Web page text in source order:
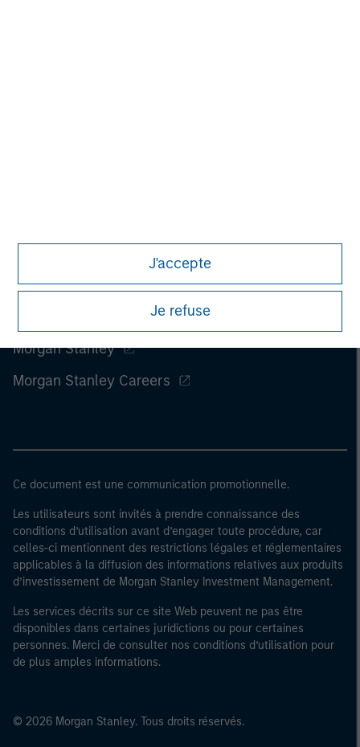
J'accepte
Je refuse
Morgan Stanley
Morgan Stanley Careers
Ce document est une communication promotionnelle.
Les utilisateurs sont invités à prendre connaissance des
conditions d’utilisation avant d’engager toute procédure, car
celles-ci mentionnent des restrictions légales et réglementaires
applicables à la diffusion des informations relatives aux produits
d’investissement de Morgan Stanley Investment Management.
Les services décrits sur ce site Web peuvent ne pas être
disponibles dans certaines juridictions ou pour certaines
personnes. Merci de consulter nos conditions d’utilisation pour
de plus amples informations.
© 2026 Morgan Stanley. Tous droits réservés.